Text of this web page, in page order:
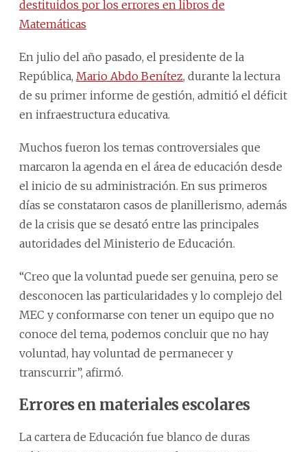
destituidos por los errores en libros de
Matemáticas
En julio del año pasado, el presidente de la
República, Mario Abdo Benítez, durante la lectura
de su primer informe de gestión, admitió el déficit
en infraestructura educativa.
Muchos fueron los temas controversiales que
marcaron la agenda en el área de educación desde
el inicio de su administración. En sus primeros
días se constataron casos de planillerismo, además
de la crisis que se desató entre las principales
autoridades del Ministerio de Educación.
“Creo que la voluntad puede ser genuina, pero se
desconocen las particularidades y lo complejo del
MEC y conformarse con tener un equipo que no
conoce del tema, podemos concluir que no hay
voluntad, hay voluntad de permanecer y
transcurrir”, afirmó.
Errores en materiales escolares
La cartera de Educación fue blanco de duras